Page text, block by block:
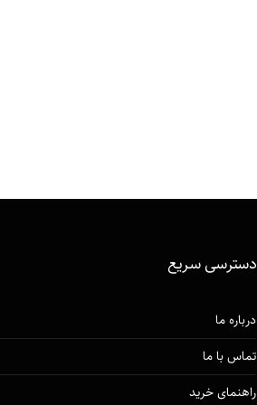
دسترسی‌ سریع
درباره ما
تماس با ما
راهنمای خرید